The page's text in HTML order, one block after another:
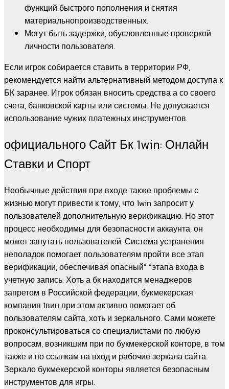
функций быстрого пополнения и снятия
материальнопроизводственных.
Могут быть задержки, обусловленные проверкой
личности пользователя.
Если игрок собирается ставить в территории РФ,
рекомендуется найти альтернативный методом доступа к
БК заранее. Игрок обязан вносить средства а со своего
счета, банковской карты или системы. Не допускается
использование чужих платежных инструментов.
официального Сайт Бк 1win: Онлайн
Ставки и Спорт
Необычные действия при входе также проблемы с
жизнью могут привести к тому, что 1win запросит у
пользователей дополнительную верификацию. Но этот
процесс необходимы для безопасности аккаунта, он
может запутать пользователей. Система устранения
неполадок помогает пользователям пройти все этап
верификации, обеспечивая опасный” “этапа входа в
учетную запись. Хоть а бк находится менаджеров
запретом в Российской федерации, букмекерская
компания 1вин при этом активно помогает об
пользователям сайта, хоть и зеркального. Сами можете
проконсультироваться со специалистами по любую
вопросам, возникшим при по букмекерской конторе, в том
также и по ссылкам на вход и рабочие зеркала сайта.
Зеркало букмекерской конторы является безопасным
инструментов для игры.